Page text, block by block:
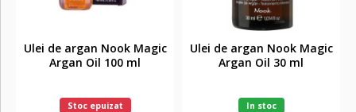
Ulei de argan Nook Magic
Argan Oil 100 ml
Stoc epuizat
Ulei de argan Nook Magic
Argan Oil 30 ml
In stoc